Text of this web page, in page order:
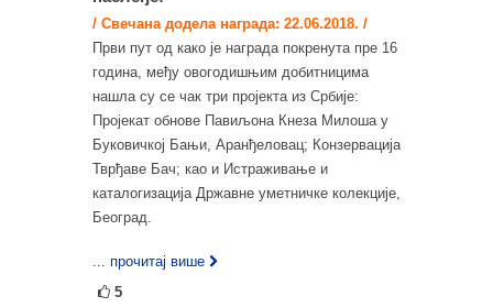
/ Свечана додела награда: 22.06.2018. /
Први пут од како је награда покренута пре 16
година, међу овогодишњим добитницима
нашла су се чак три пројекта из Србије:
Пројекат обнове Павиљона Кнеза Милоша у
Буковичкој Бањи, Аранђеловац; Конзервација
Тврђаве Бач; као и Истраживање и
каталогизација Државне уметничке колекције,
Београд.
... прочитај више
5